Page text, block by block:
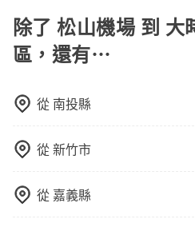
上下車地點仍有段距離，在遇
就顯得非常不便。
旅途安全無憂，我們的司機都
駛。關於價格，旅步官網可一
無隱藏費用，且還提供優於其
往市區還是郊區，我們都可以
驗。所以，如果您正在尋找一
tripool旅步絕對是您值得信任
除了 松山機場 到 大
區，還有⋯
從 南投縣
從新竹市
從 嘉義縣